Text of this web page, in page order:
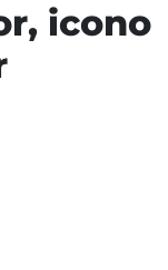
icono